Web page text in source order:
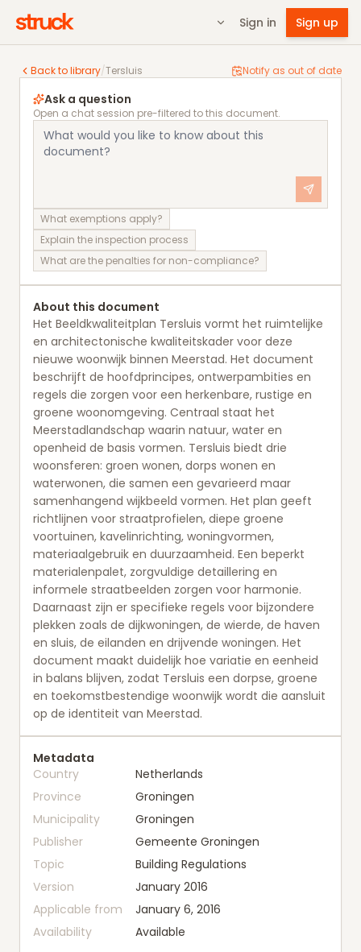
Sign in Sign up
Back to library/Tersluis Notify as out of date
Tersluis
Ask a question
Open a chat session pre-filtered to this document.
What exemptions apply?
Explain the inspection process
What are the penalties for non-compliance?
About this document
Het Beeldkwaliteitplan Tersluis vormt het ruimtelijke
en architectonische kwaliteitskader voor deze
nieuwe woonwijk binnen Meerstad. Het document
beschrijft de hoofdprincipes, ontwerpambities en
regels die zorgen voor een herkenbare, rustige en
groene woonomgeving. Centraal staat het
Meerstadlandschap waarin natuur, water en
openheid de basis vormen. Tersluis biedt drie
woonsferen: groen wonen, dorps wonen en
waterwonen, die samen een gevarieerd maar
samenhangend wijkbeeld vormen. Het plan geeft
richtlijnen voor straatprofielen, diepe groene
voortuinen, kavelinrichting, woningvormen,
materiaalgebruik en duurzaamheid. Een beperkt
materialenpalet, zorgvuldige detaillering en
informele straatbeelden zorgen voor harmonie.
Daarnaast zijn er specifieke regels voor bijzondere
plekken zoals de dijkwoningen, de wierde, de haven
en sluis, de eilanden en drijvende woningen. Het
document maakt duidelijk hoe variatie en eenheid
in balans blijven, zodat Tersluis een dorpse, groene
en toekomstbestendige woonwijk wordt die aansluit
op de identiteit van Meerstad.
Metadata
Country
Netherlands
Province
Groningen
Municipality
Groningen
Publisher
Gemeente Groningen
Topic
Building Regulations
Version
January 2016
Applicable from
January 6, 2016
Availability
Available